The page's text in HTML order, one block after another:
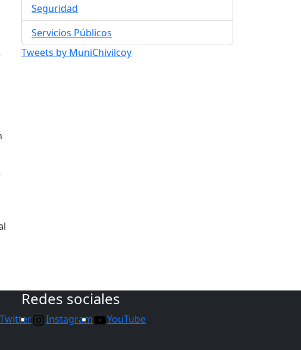
Seguridad
Servicios Públicos
Tweets by MuniChivilcoy
Redes sociales
Twitter Instagram YouTube